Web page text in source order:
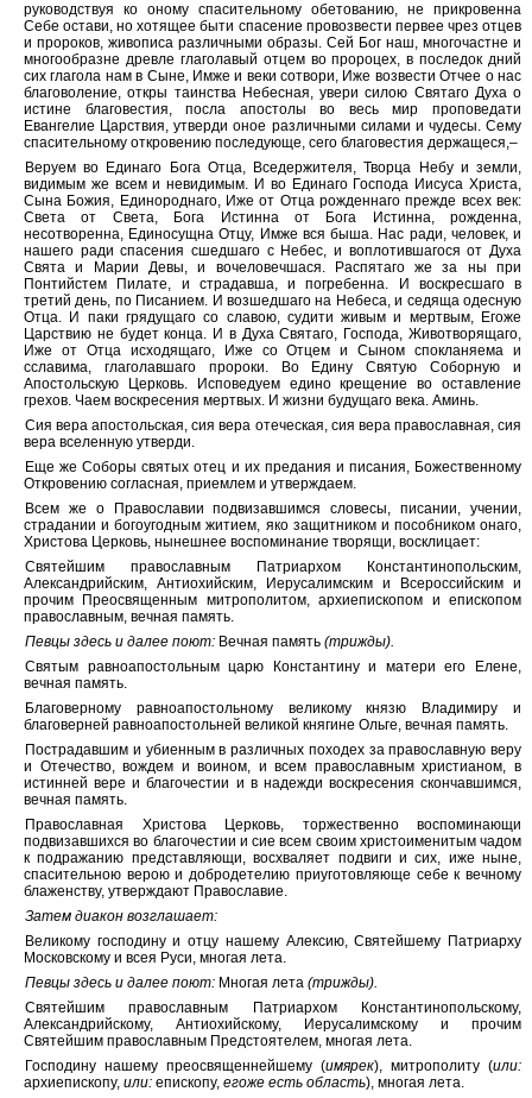
руководствуя ко оному спасительному обетованию, не прикровенна
Себе остави, но хотящее быти спасение провозвести первее чрез отцев
и пророков, живописа различными образы. Сей Бог наш, многочастне и
многообразне древле глаголавый отцем во пророцех, в последок дний
сих глагола нам в Сыне, Имже и веки сотвори, Иже возвести Отчее о нас
благоволение, откры таинства Небесная, увери силою Святаго Духа о
истине благовестия, посла апостолы во весь мир проповедати
Евангелие Царствия, утверди оное различными силами и чудесы. Сему
спасительному откровению последующе, сего благовестия держащеся,–
Веруем во Единаго Бога Отца, Вседержителя, Творца Небу и земли,
видимым же всем и невидимым. И во Единаго Господа Иисуса Христа,
Сына Божия, Единороднаго, Иже от Отца рожденнаго прежде всех век:
Света от Света, Бога Истинна от Бога Истинна, рожденна,
несотворенна, Единосущна Отцу, Имже вся быша. Нас ради, человек, и
нашего ради спасения сшедшаго с Небес, и воплотившагося от Духа
Свята и Марии Девы, и вочеловечшася. Распятаго же за ны при
Понтийстем Пилате, и страдавша, и погребенна. И воскресшаго в
третий день, по Писанием. И возшедшаго на Небеса, и седяща одесную
Отца. И паки грядущаго со славою, судити живым и мертвым, Егоже
Царствию не будет конца. И в Духа Святаго, Господа, Животворящаго,
Иже от Отца исходящаго, Иже со Отцем и Сыном спокланяема и
сславима, глаголавшаго пророки. Во Едину Святую Соборную и
Апостольскую Церковь. Исповедуем едино крещение во оставление
грехов. Чаем воскресения мертвых. И жизни будущаго века. Аминь.
Сия вера апостольская, сия вера отеческая, сия вера православная, сия
вера вселенную утверди.
Еще же Соборы святых отец и их предания и писания, Божественному
Откровению согласная, приемлем и утверждаем.
Всем же о Православии подвизавшимся словесы, писании, учении,
страдании и богоугодным житием, яко защитником и пособником онаго,
Христова Церковь, нынешнее воспоминание творящи, восклицает:
Святейшим православным Патриархом Константинопольским,
Александрийским, Антиохийским, Иерусалимским и Всероссийским и
прочим Преосвященным митрополитом, архиепископом и епископом
православным, вечная память.
Певцы здесь и далее поют: Вечная память (трижды).
Святым равноапостольным царю Константину и матери его Елене,
вечная память.
Благоверному равноапостольному великому князю Владимиру и
благоверней равноапостольней великой княгине Ольге, вечная память.
Пострадавшим и убиенным в различных походех за православную веру
и Отечество, вождем и воином, и всем православным христианом, в
истинней вере и благочестии и в надежди воскресения скончавшимся,
вечная память.
Православная Христова Церковь, торжественно воспоминающи
подвизавшихся во благочестии и сие всем своим христоименитым чадом
к подражанию представляющи, восхваляет подвиги и сих, иже ныне,
спасительною верою и добродетелию приуготовляюще себе к вечному
блаженству, утверждают Православие.
Затем диакон возглашает:
Великому господину и отцу нашему Алексию, Святейшему Патриарху
Московскому и всея Руси, многая лета.
Певцы здесь и далее поют: Многая лета (трижды).
Святейшим православным Патриархом Константинопольскому,
Александрийскому, Антиохийскому, Иерусалимскому и прочим
Святейшим православным Предстоятелем, многая лета.
Господину нашему преосвященнейшему (имярек), митрополиту (или:
архиепископу, или: епископу, егоже есть область), многая лета.